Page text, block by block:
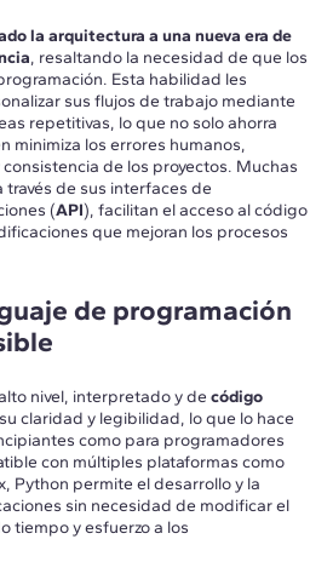
la arquitectura a una nueva era de
, resaltando la necesidad de que los
Esta habilidad les
sus flujos de trabajo mediante
repetitivas, lo que no solo ahorra
minimiza los errores humanos,
de los proyectos. Muchas
de sus interfaces de
(API), facilitan el acceso al código
que mejoran los procesos
de programación
nivel, interpretado y de código
claridad y legibilidad, lo que lo hace
como para programadores
con múltiples plataformas como
Python permite el desarrollo y la
sin necesidad de modificar el
tiempo y esfuerzo a los